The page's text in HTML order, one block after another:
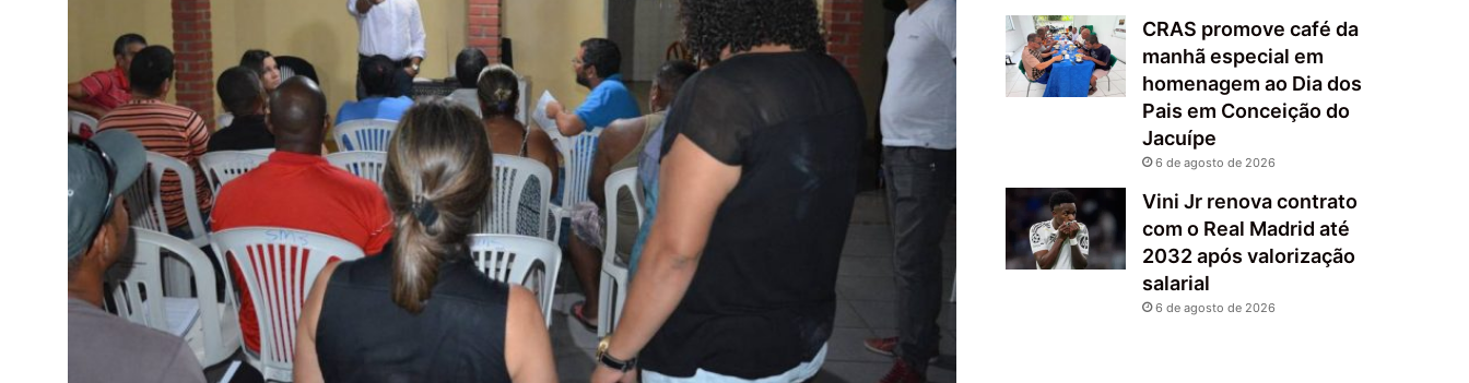
CRAS promove café da
manhã especial em
homenagem ao Dia dos
Pais em Conceição do
Jacuípe
6 de agosto de 2026
Vini Jr renova contrato
com o Real Madrid até
2032 após valorização
salarial
6 de agosto de 2026